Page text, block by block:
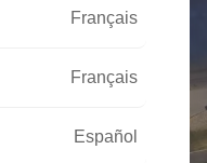
Français
Français
Español